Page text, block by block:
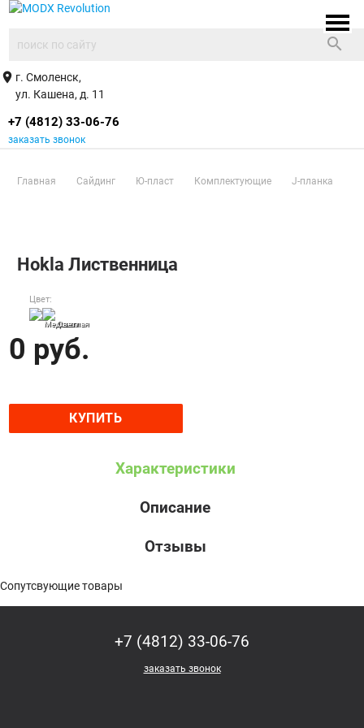
search
place г. Смоленск,
ул. Кашена, д. 11
+7 (4812) 33-06-76
заказать звонок
Главная Сайдинг Ю-пласт Комплектующие J-планка
Hokla Лиственница
Цвет:
Медовая
Светлая
0 руб.
КУПИТЬ
Характеристики
Описание
Отзывы
Сопутсвующие товары
+7 (4812) 33-06-76
заказать звонок